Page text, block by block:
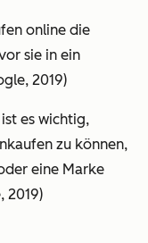
online die
sie in ein
2019)
ist es wichtig,
zu können,
eine Marke
2019)